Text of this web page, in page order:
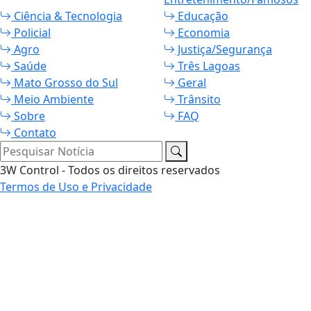
Ciência & Tecnologia
Educação
Policial
Economia
Agro
Justiça/Segurança
Saúde
Três Lagoas
Mato Grosso do Sul
Geral
Meio Ambiente
Trânsito
Sobre
FAQ
Contato
Pesquisar Notícia
3W Control - Todos os direitos reservados
Termos de Uso e Privacidade